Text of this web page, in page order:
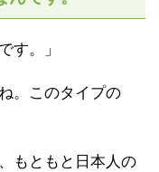
す。」
。このタイプの
もともと日本人の